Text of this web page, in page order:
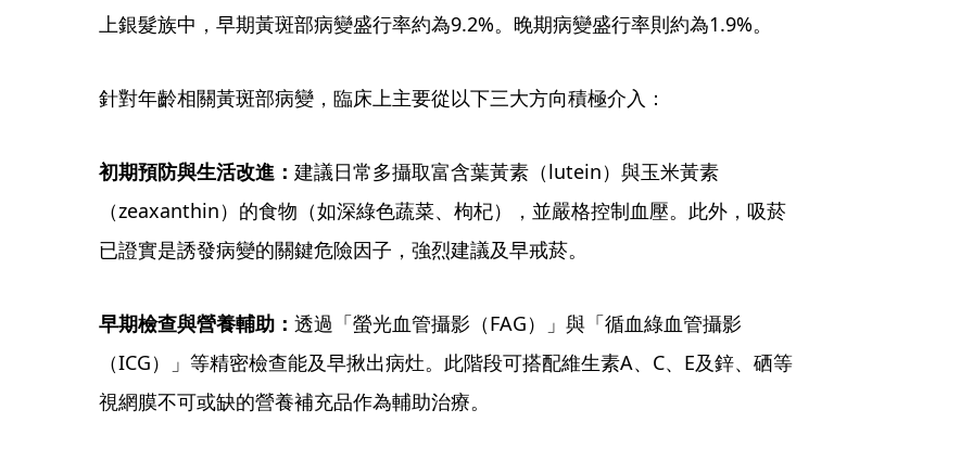
上銀髮族中，早期黃斑部病變盛行率約為9.2%。晚期病變盛行率則約為1.9%。
針對年齡相關黃斑部病變，臨床上主要從以下三大方向積極介入：
初期預防與生活改進： 建議日常多攝取富含葉黃素（lutein）與玉米黃素
（zeaxanthin）的食物（如深綠色蔬菜、枸杞），並嚴格控制血壓。此外，吸菸
已證實是誘發病變的關鍵危險因子，強烈建議及早戒菸。
早期檢查與營養輔助： 透過「螢光血管攝影（FAG）」與「循血綠血管攝影
（ICG）」等精密檢查能及早揪出病灶。此階段可搭配維生素A、C、E及鋅、硒等
視網膜不可或缺的營養補充品作為輔助治療。